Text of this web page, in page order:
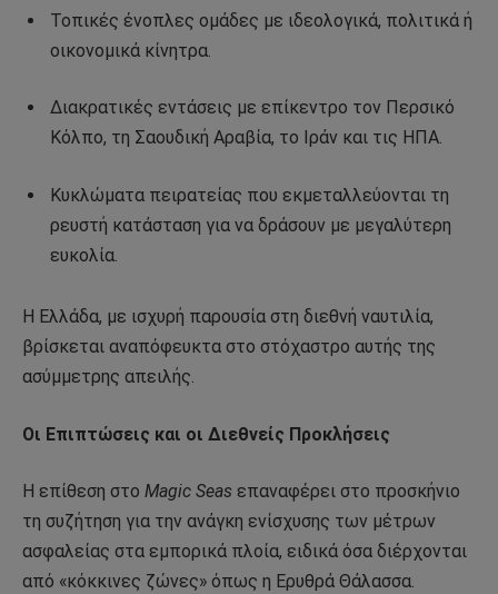
Τοπικές ένοπλες ομάδες με ιδεολογικά, πολιτικά ή
οικονομικά κίνητρα.
Διακρατικές εντάσεις με επίκεντρο τον Περσικό
Κόλπο, τη Σαουδική Αραβία, το Ιράν και τις ΗΠΑ.
Κυκλώματα πειρατείας που εκμεταλλεύονται τη
ρευστή κατάσταση για να δράσουν με μεγαλύτερη
ευκολία.
Η Ελλάδα, με ισχυρή παρουσία στη διεθνή ναυτιλία,
βρίσκεται αναπόφευκτα στο στόχαστρο αυτής της
ασύμμετρης απειλής.
Οι Επιπτώσεις και οι Διεθνείς Προκλήσεις
Η επίθεση στο Magic Seas επαναφέρει στο προσκήνιο
τη συζήτηση για την ανάγκη ενίσχυσης των μέτρων
ασφαλείας στα εμπορικά πλοία, ειδικά όσα διέρχονται
από «κόκκινες ζώνες» όπως η Ερυθρά Θάλασσα.